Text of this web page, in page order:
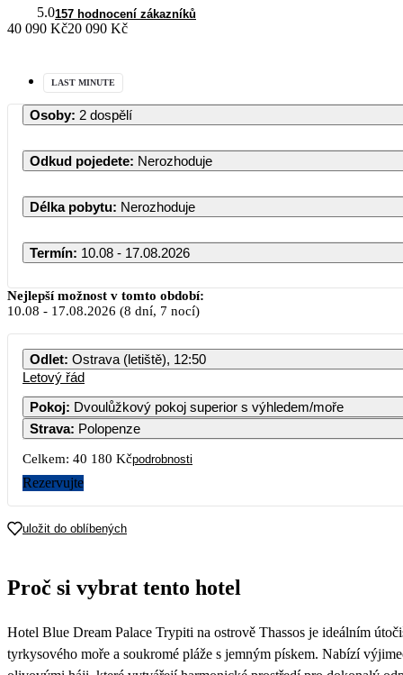
5.0157 hodnocení zákazníků
40 090 Kč20 090 Kč
LAST MINUTE
Osoby: 2 dospělí
Odkud pojedete: Nerozhoduje
Délka pobytu: Nerozhoduje
Termín: 10.08 - 17.08.2026
Nejlepší možnost v tomto období:
10.08 - 17.08.2026 (8 dní, 7 nocí)
Odlet: Ostrava (letiště), 12:50
Letový řád
Pokoj: Dvoulůžkový pokoj superior s výhledem/moře
Strava: Polopenze
Celkem: 40 180 Kčpodrobnosti
Rezervujte
uložit do oblíbených
Proč si vybrat tento hotel
Hotel Blue Dream Palace Trypiti na ostrově Thassos je ideálním
tyrkysového moře a soukromé pláže s jemným pískem. Nabízí